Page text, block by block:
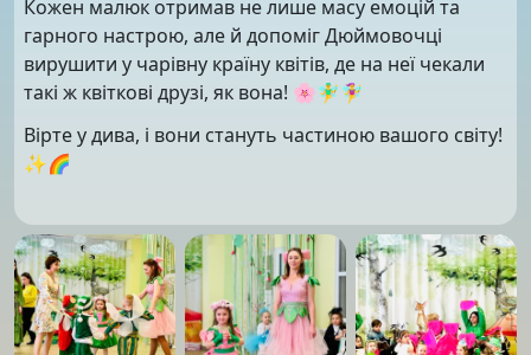
Кожен малюк отримав не лише масу емоцій та
гарного настрою, але й допоміг Дюймовочці
вирушити у чарівну країну квітів, де на неї чекали
такі ж квіткові друзі, як вона! 🌸🧚‍♂️🧚‍♀️
Вірте у дива, і вони стануть частиною вашого світу!
✨🌈